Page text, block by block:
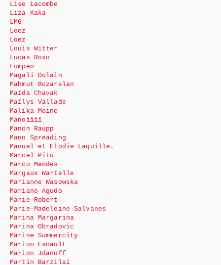
Lise Lacombe
Liza Kaka
LMG
Loez
Loez
Louis Witter
Lucas Roxo
Lumpen
Magali Dulain
Mahmut Bozarslan
Maïda Chavak
Maïlys Vallade
Malika Moine
Manoïïïï
Manon Raupp
Mano Spreading
Manuel et Elodie Laquille.
Marcel Pitu
Marco Mendes
Margaux Wartelle
Marianne Wasowska
Mariano Agudo
Marie Robert
Marie-Madeleine Salvanes
Marina Margarina
Marina Obradovic
Marine Summercity
Marion Esnault
Marion Jdanoff
Martin Barzilai